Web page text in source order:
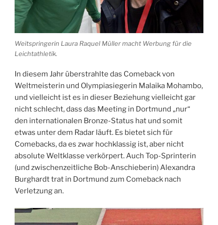
Weitspringerin Laura Raquel Müller macht Werbung für die
Leichtathletik.
In diesem Jahr überstrahlte das Comeback von
Weltmeisterin und Olympiasiegerin Malaika Mohambo,
und vielleicht ist es in dieser Beziehung vielleicht gar
nicht schlecht, dass das Meeting in Dortmund „nur“
den internationalen Bronze-Status hat und somit
etwas unter dem Radar läuft. Es bietet sich für
Comebacks, da es zwar hochklassig ist, aber nicht
absolute Weltklasse verkörpert. Auch Top-Sprinterin
(und zwischenzeitliche Bob-Anschieberin) Alexandra
Burghardt trat in Dortmund zum Comeback nach
Verletzung an.